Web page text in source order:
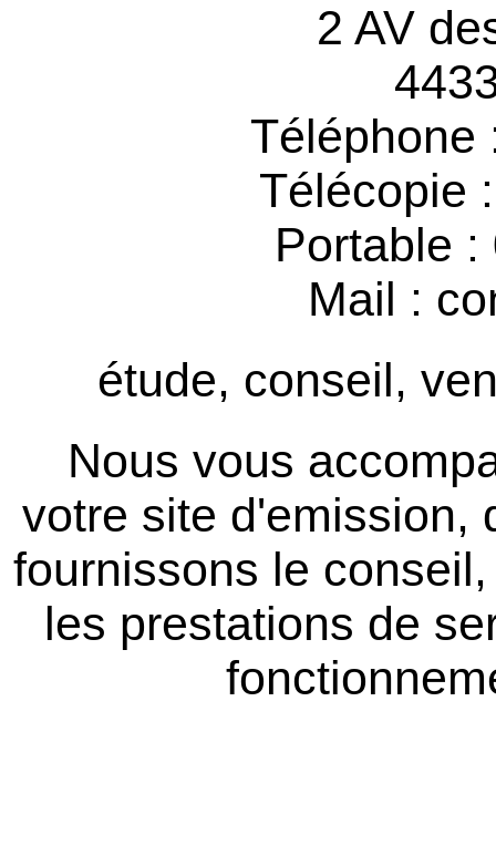
2 AV
Téléphone
Télécopie
Portable :
Mail :
étude, conseil,
Nous vous
votre site d'emission,
fournissons le
les prestations de